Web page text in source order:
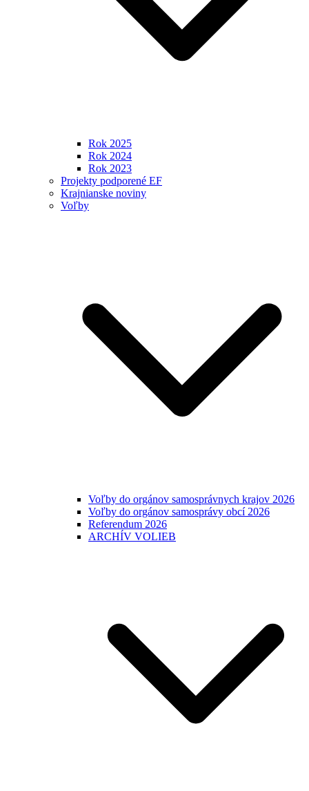
Rok 2025
Rok 2024
Rok 2023
Projekty podporené EF
Krajnianske noviny
Voľby
Voľby do orgánov samosprávnych krajov 2026
Voľby do orgánov samosprávy obcí 2026
Referendum 2026
ARCHÍV VOLIEB